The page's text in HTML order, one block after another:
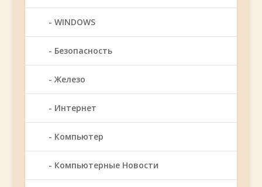
WINDOWS
Безопасность
Железо
Интернет
Компьютер
Компьютерные Новости